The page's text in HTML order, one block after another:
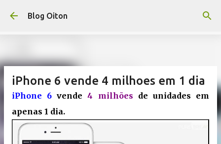
Pular para o conteúdo principal
Blog Oiton
iPhone 6 vende 4 milhoes em 1 dia
iPhone 6 vende4 milhões de unidades em
apenas 1 dia.